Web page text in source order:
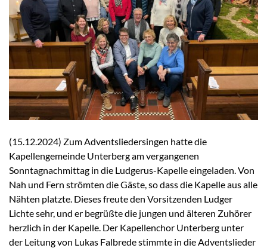
(15.12.2024) Zum Adventsliedersingen hatte die
Kapellengemeinde Unterberg am vergangenen
Sonntagnachmittag in die Ludgerus-Kapelle eingeladen. Von
Nah und Fern strömten die Gäste, so dass die Kapelle aus alle
Nähten platzte. Dieses freute den Vorsitzenden Ludger
Lichte sehr, und er begrüßte die jungen und älteren Zuhörer
herzlich in der Kapelle. Der Kapellenchor Unterberg unter
der Leitung von Lukas Falbrede stimmte in die Adventslieder